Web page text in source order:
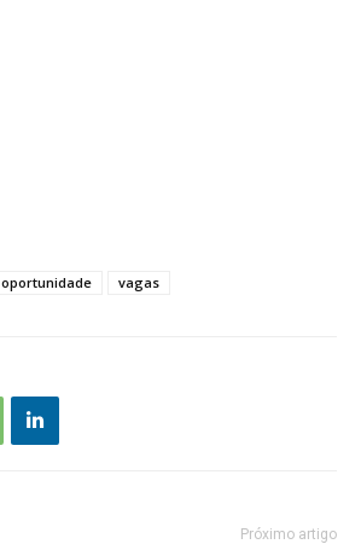
oportunidade vagas
Próximo artigo